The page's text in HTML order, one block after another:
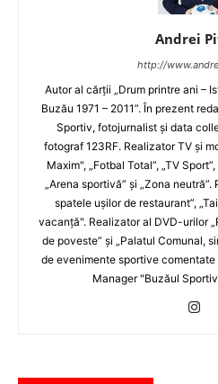
Andrei
http://
Autor al cărţii „Drum printre ani –
Buzău 1971 – 2011”. În prezent
Sportiv, fotojurnalist şi data
fotograf 123RF. Realizator TV şi
Maxim", „Fotbal Total”, „TV
„Arena sportivă” şi „Zona
spatele uşilor de restaurant”,
vacanţă". Realizator al DVD-urilor
de poveste” şi „Palatul Comunal,
de evenimente sportive
Manager "Buzăul